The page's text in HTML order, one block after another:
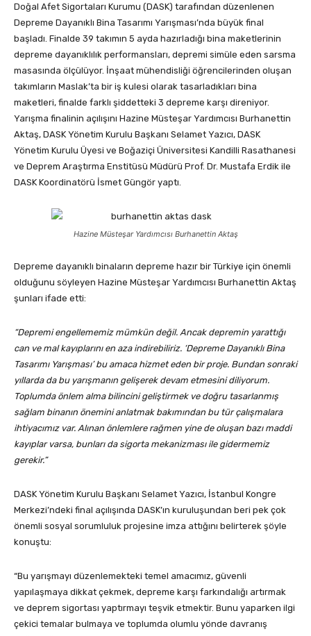
Doğal Afet Sigortaları Kurumu (DASK) tarafından düzenlenen
Depreme Dayanıklı Bina Tasarımı Yarışması’nda büyük final
başladı. Finalde 39 takımın 5 ayda hazırladığı bina maketlerinin
depreme dayanıklılık performansları, depremi simüle eden sarsma
masasında ölçülüyor. İnşaat mühendisliği öğrencilerinden oluşan
takımların Maslak’ta bir iş kulesi olarak tasarladıkları bina
maketleri, finalde farklı şiddetteki 3 depreme karşı direniyor.
Yarışma finalinin açılışını Hazine Müsteşar Yardımcısı Burhanettin
Aktaş, DASK Yönetim Kurulu Başkanı Selamet Yazıcı, DASK
Yönetim Kurulu Üyesi ve Boğaziçi Üniversitesi Kandilli Rasathanesi
ve Deprem Araştırma Enstitüsü Müdürü Prof. Dr. Mustafa Erdik ile
DASK Koordinatörü İsmet Güngör yaptı.
Hazine Müsteşar Yardımcısı Burhanettin Aktaş
Depreme dayanıklı binaların depreme hazır bir Türkiye için önemli
olduğunu söyleyen Hazine Müsteşar Yardımcısı Burhanettin Aktaş
şunları ifade etti:
“Depremi engellememiz mümkün değil. Ancak depremin yarattığı
can ve mal kayıplarını en aza indirebiliriz. ‘Depreme Dayanıklı Bina
Tasarımı Yarışması’ bu amaca hizmet eden bir proje. Bundan sonraki
yıllarda da bu yarışmanın gelişerek devam etmesini diliyorum.
Toplumda önlem alma bilincini geliştirmek ve doğru tasarlanmış
sağlam binanın önemini anlatmak bakımından bu tür çalışmalara
ihtiyacımız var. Alınan önlemlere rağmen yine de oluşan bazı maddi
kayıplar varsa, bunları da sigorta mekanizması ile gidermemiz
gerekir.”
DASK Yönetim Kurulu Başkanı Selamet Yazıcı, İstanbul Kongre
Merkezi’ndeki final açılışında DASK’ın kuruluşundan beri pek çok
önemli sosyal sorumluluk projesine imza attığını belirterek şöyle
konuştu:
“Bu yarışmayı düzenlemekteki temel amacımız, güvenli
yapılaşmaya dikkat çekmek, depreme karşı farkındalığı artırmak
ve deprem sigortası yaptırmayı teşvik etmektir. Bunu yaparken ilgi
çekici temalar bulmaya ve toplumda olumlu yönde davranış